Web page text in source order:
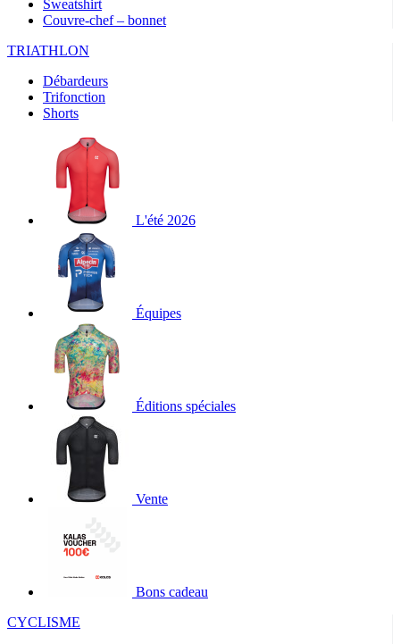
Sweatshirt
Couvre-chef – bonnet
TRIATHLON
Débardeurs
Trifonction
Shorts
L'été 2026
Équipes
Éditions spéciales
Vente
Bons cadeau
CYCLISME